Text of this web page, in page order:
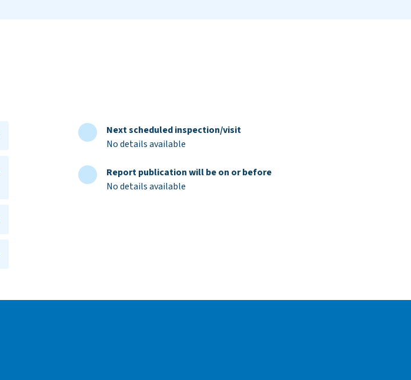
Next scheduled inspection/visit
No details available
Report publication will be on or before
No details available